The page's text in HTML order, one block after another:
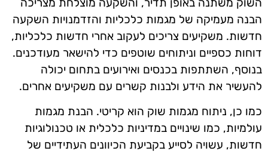
הבנה מעמיקה של מגמות כלכליות והזדמנויות השקעה
חדשות. משקיעים צריכים לעקוב אחרי חדשות כלכליות,
דוחות כספיים וניתוחים שוטפים כדי להישאר מעודכנים.
בנוסף, השתתפות בכנסים ואירועים בתחום יכולה
להעשיר את הידע ולבנות קשרים עם משקיעים אחרים.
כמו כן, ניתוח מגמות שוק הוא קריטי. הבנת מגמות
עולמיות, כמו שינויים במדיניות כלכלית או טכנולוגיות
חדשות, עשויה לסייע בקביעת הכיוונים העתידיים של